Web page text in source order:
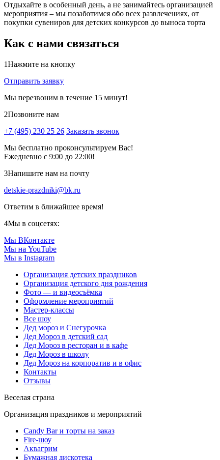
Отдыхайте в особенный день, а не занимайтесь организацией
мероприятия – мы позаботимся обо всех развлечениях, от
покупки сувениров для детских конкурсов до выноса торта
Как с нами связаться
1Нажмите на кнопку
Отправить заявку
Мы перезвоним в течение 15 минут!
2Позвоните нам
+7 (495) 230 25 26 Заказать звонок
Мы бесплатно проконсультируем Вас!
Ежедневно с 9:00 до 22:00!
3Напишите нам на почту
detskie-prazdniki@bk.ru
Ответим в ближайшее время!
4Мы в соцсетях:
Мы ВКонтакте
Мы на YouTube
Мы в Instagram
Организация детских праздников
Организация детского дня рождения
Фото — и видеосъёмка
Оформление мероприятий
Мастер-классы
Все шоу
Дед мороз и Снегурочка
Дед Мороз в детский сад
Дед Мороз в ресторан и в кафе
Дед Мороз в школу
Дед Мороз на корпоратив и в офис
Контакты
Отзывы
Веселая страна
Организация праздников и мероприятий
Candy Bar и торты на заказ
Fire-шоу
Аквагрим
Бумажная дискотека